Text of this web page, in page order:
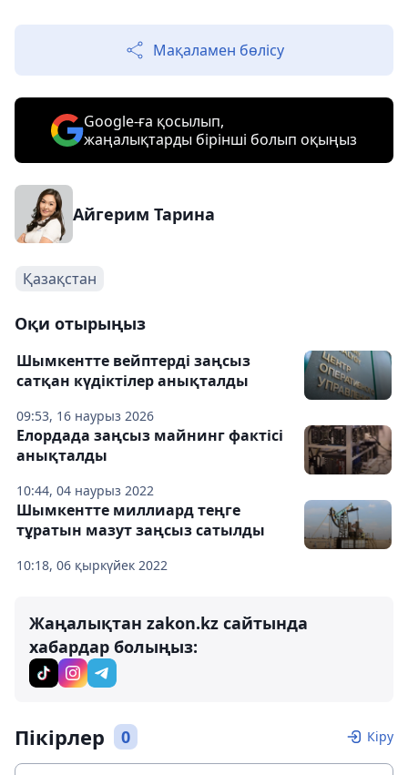
Мақаламен бөлісу
Google-ға қосылып,
жаңалықтарды бірінші болып оқыңыз
Айгерим Тарина
Қазақстан
Оқи отырыңыз
09:53, 16 наурыз 2026
Шымкентте вейптерді заңсыз
сатқан күдіктілер анықталды
10:44, 04 наурыз 2022
Елордада заңсыз майнинг фактісі
анықталды
10:18, 06 қыркүйек 2022
Шымкентте миллиард теңге
тұратын мазут заңсыз сатылды
Жаңалықтан zakon.kz сайтында
хабардар болыңыз:
Пікірлер 0 Кіру